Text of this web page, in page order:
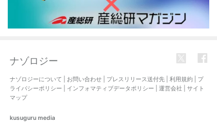
ナゾロジー
ナゾロジーについて お問い合わせ プレスリリース送付先 利用規約
プ
ライバシーポリシー
インフォマティブデータポリシー 運営会社
サイト
マップ
kusuguru media